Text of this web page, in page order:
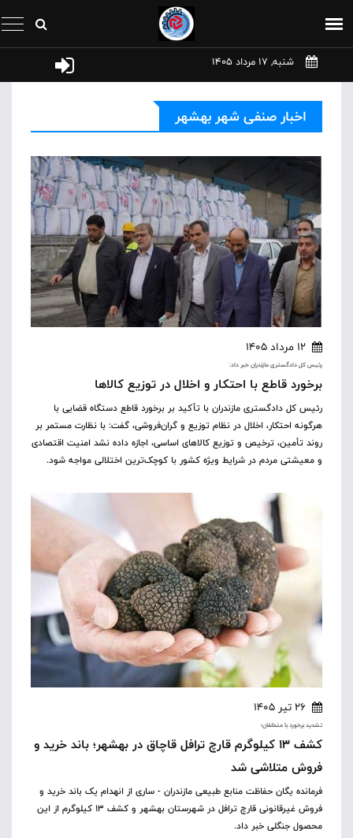
شنبه, 17 مرداد 1405
اخبار صنفی شهر بهشهر
12 مرداد 1405
رئیس‌ کل دادگستری مازندران خبر داد:
برخورد قاطع با احتکار و اخلال در توزیع کالاها
رئیس کل دادگستری مازندران با تأکید بر برخورد قاطع دستگاه قضایی با
هرگونه احتکار، اخلال در نظام توزیع و گران‌فروشی، گفت: با نظارت مستمر بر
روند تأمین، ترخیص و توزیع کالاهای اساسی، اجازه داده نشد امنیت اقتصادی
و معیشتی مردم در شرایط ویژه کشور با کوچک‌ترین اختلالی مواجه شود.
26 تیر 1405
تشدید برخورد با متخلفان؛
کشف ۱۳ کیلوگرم قارچ ترافل قاچاق در بهشهر؛ باند خرید و
فروش متلاشی شد
فرمانده یگان حفاظت منابع طبیعی مازندران - ساری از انهدام یک باند خرید و
فروش غیرقانونی قارچ ترافل در شهرستان بهشهر و کشف ۱۳ کیلوگرم از این
محصول جنگلی خبر داد.